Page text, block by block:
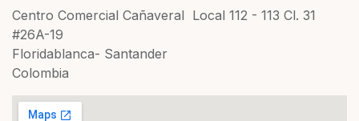
Centro Comercial Cañaveral Local 112 - 113 Cl. 31
#26A-19
Floridablanca- Santander
Colombia